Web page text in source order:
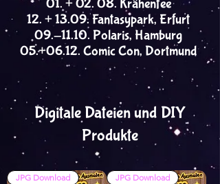
01. + 02. 08. Krähenfee
12. + 13.09. Fantasypark, Erfurt
09.-11.10. Polaris, Hamburg
05.+06.12. Comic Con, Dortmund
Digitale Dateien und DIY
Produkte
JPG Download JPG Download